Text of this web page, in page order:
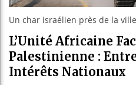
Un char israélien près de la
L’Unité Africaine
Palestinienne :
Intérêts Nationaux